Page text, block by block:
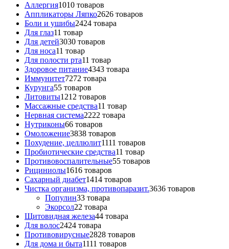
Аллергия1010 товаров
Аппликаторы Ляпко2626 товаров
Боли и ушибы2424 товара
Для глаз11 товар
Для детей3030 товаров
Для носа11 товар
Для полости рта11 товар
Здоровое питание4343 товара
Иммунитет7272 товара
Курунга55 товаров
Литовиты1212 товаров
Массажные средства11 товар
Нервная система2222 товара
Нутриконы66 товаров
Омоложение3838 товаров
Похудение, целлюлит1111 товаров
Пробиотические средства11 товар
Противовоспалительные55 товаров
Рициниолы1616 товаров
Сахарный диабет1414 товаров
Чистка организма, противопаразит.3636 товаров
Популин33 товара
Экорсол22 товара
Щитовидная железа44 товара
Для волос2424 товара
Противовирусные2828 товаров
Для дома и быта1111 товаров